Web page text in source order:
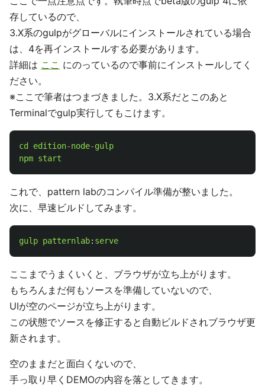
存しているので、
3.X系のgulpがグローバルにインストールされている場合
は、4を再インストールする必要があります。
詳細は ここ にのっているので事前にインストールしてく
ださい。
※ここで筆者はつまづきました。3.X系だとこのあと
Terminalでgulp実行してもこけます。
cd edition-node-gulp
npm start
これで、pattern labのコンパイル準備が整いました。
次に、早速ビルドしてみます。
gulp patternlab: serve
ここまでうまくいくと、ブラウザが立ち上がります。
もちろんまだ何もソースを準備していないので、
UIが空のページが立ち上がります。
この状態でソースを修正すると自動ビルドされブラウザ更
新されます。
空のままだと面白くないので、
手っ取り早くDEMOの内容を落としてきます。